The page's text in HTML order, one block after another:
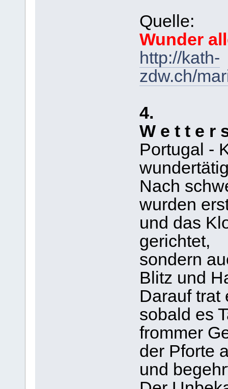
Quelle:
Wunder
http://kath-
zdw.ch/
4.
W e t t e r
Portugal -
Nach
wurden
und das
gerichtet,
sondern
Blitz und
Darauf trat
sobald es
frommer
der Pforte
und